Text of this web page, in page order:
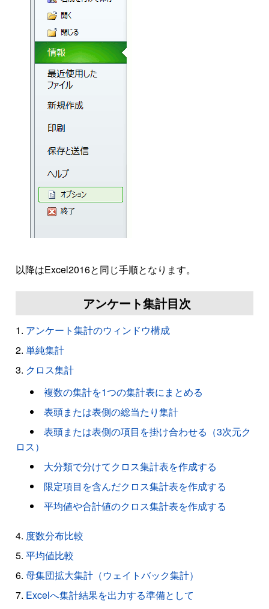
以降はExcel2016と同じ手順となります。
アンケート集計目次
アンケート集計のウィンドウ構成
単純集計
クロス集計
複数の集計を1つの集計表にまとめる
表頭または表側の総当たり集計
表頭または表側の項目を掛け合わせる（3次元ク
ロス）
大分類で分けてクロス集計表を作成する
限定項目を含んだクロス集計表を作成する
平均値や合計値のクロス集計表を作成する
度数分布比較
平均値比較
母集団拡大集計（ウェイトバック集計）
Excelへ集計結果を出力する準備として